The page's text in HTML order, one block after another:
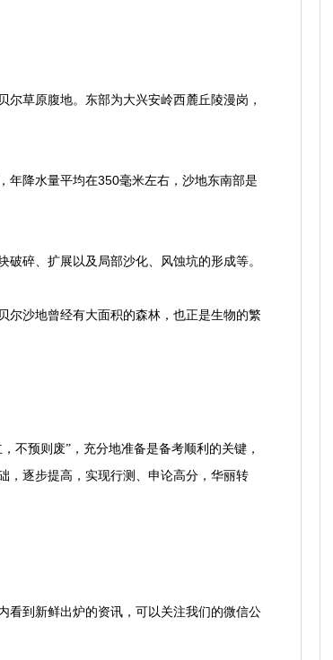
草原腹地。东部为大兴安岭西麓丘陵漫岗，
降水量平均在350毫米左右，沙地东南部是
碎、扩展以及局部沙化、风蚀坑的形成等。
沙地曾经有大面积的森林，也正是生物的繁
预则废”，充分地准备是备考顺利的关键，
，逐步提高，实现行测、申论高分，华丽转
看到新鲜出炉的资讯，可以关注我们的微信公